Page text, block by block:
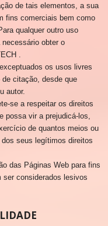
de tais elementos, a sua
fins comerciais bem como
qualquer outro uso
obter o
.
os usos livres
citação, desde que
autor.
se a respeitar os direitos
possa vir a prejudicá-los,
de quantos meios ou
seus legítimos direitos
das Páginas Web para fins
ser considerados lesivos